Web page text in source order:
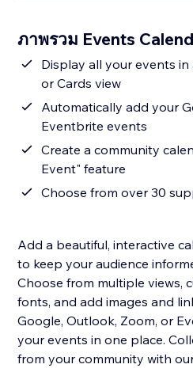
ภาพรวม Events
Display all your events
or Cards view
Automatically add your
Eventbrite events
Create a community
Event" feature
Choose from over 30
Add a beautiful, interactive
to keep your audience
Choose from multiple views,
fonts, and add images and
Google, Outlook, Zoom, or
your events in one place.
from your community with